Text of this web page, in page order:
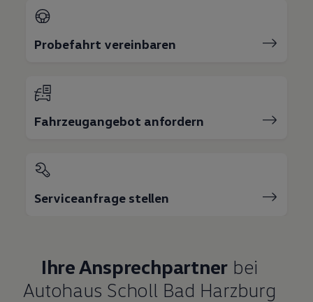
Probefahrt vereinbaren
Fahrzeugangebot anfordern
Serviceanfrage stellen
Ihre Ansprechpartner bei
Autohaus Scholl Bad Harzburg